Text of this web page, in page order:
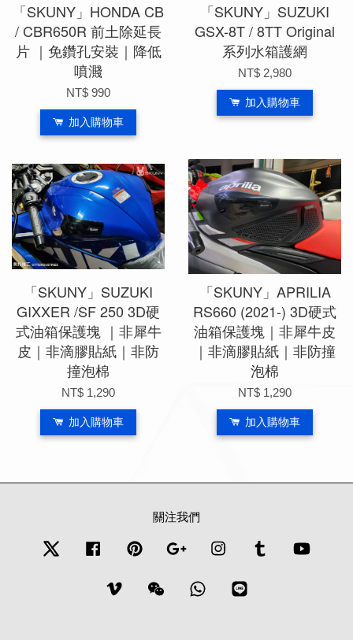
「SKUNY」HONDA CB
/ CBR650R 前土除延長
片 ｜免鑽孔安裝｜降低
噴濺
NT$ 990
加入購物車
「SKUNY」SUZUKI
GSX-8T / 8TT Original
系列水箱護網
NT$ 2,980
加入購物車
「SKUNY」SUZUKI
GIXXER /SF 250 3D硬
式油箱保護塊 ｜非犀牛
皮｜非滴膠貼紙｜非防
撞泡棉
NT$ 1,290
加入購物車
「SKUNY」APRILIA
RS660 (2021-) 3D硬式
油箱保護塊｜非犀牛皮
｜非滴膠貼紙｜非防撞
泡棉
NT$ 1,290
加入購物車
關注我們
Twitter Facebook Pinterest Google Instagram Tumblr
Vimeo Wechat Whatsapp